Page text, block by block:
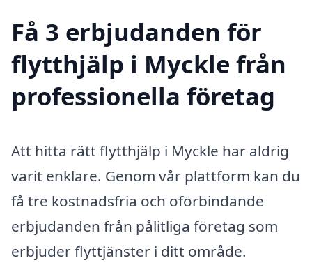
Få 3 erbjudanden för
flytthjälp i Myckle från
professionella företag
Att hitta rätt flytthjälp i Myckle har aldrig
varit enklare. Genom vår plattform kan du
få tre kostnadsfria och oförbindande
erbjudanden från pålitliga företag som
erbjuder flyttjänster i ditt område.